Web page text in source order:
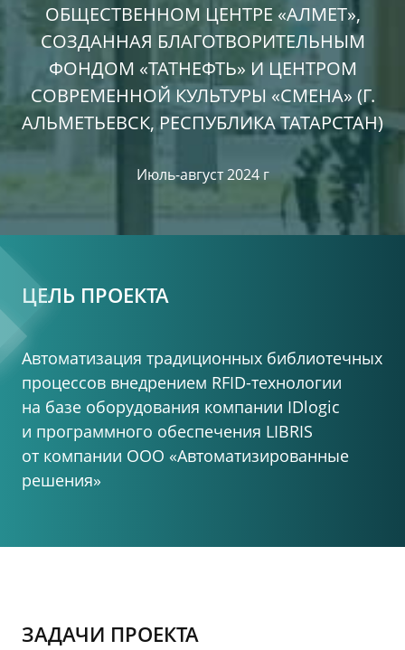
ОБЩЕСТВЕННОМ ЦЕНТРЕ «АЛМЕТ»,
СОЗДАННАЯ БЛАГОТВОРИТЕЛЬНЫМ
ФОНДОМ «ТАТНЕФТЬ» И ЦЕНТРОМ
СОВРЕМЕННОЙ КУЛЬТУРЫ «СМЕНА» (Г.
АЛЬМЕТЬЕВСК, РЕСПУБЛИКА ТАТАРСТАН)
Июль-август 2024 г
ЦЕЛЬ ПРОЕКТА
Автоматизация традиционных библиотечных
процессов внедрением RFID-технологии
на базе оборудования компании IDlogic
и программного обеспечения LIBRIS
от компании ООО «Автоматизированные
решения»
ЗАДАЧИ ПРОЕКТА